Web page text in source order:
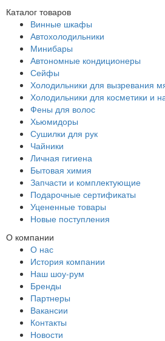
Каталог товаров
Винные шкафы
Автохолодильники
Минибары
Автономные кондиционеры
Сейфы
Холодильники для вызревания
Холодильники для косметики и
Фены для волос
Хьюмидоры
Сушилки для рук
Чайники
Личная гигиена
Бытовая химия
Запчасти и комплектующие
Подарочные сертификаты
Уцененные товары
Новые поступления
О компании
О нас
История компании
Наш шоу-рум
Бренды
Партнеры
Вакансии
Контакты
Новости